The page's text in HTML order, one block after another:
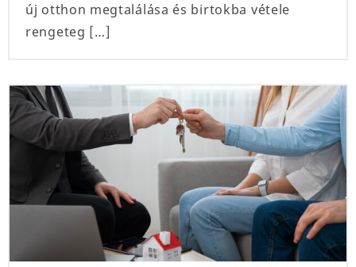
új otthon megtalálása és birtokba vétele
rengeteg […]